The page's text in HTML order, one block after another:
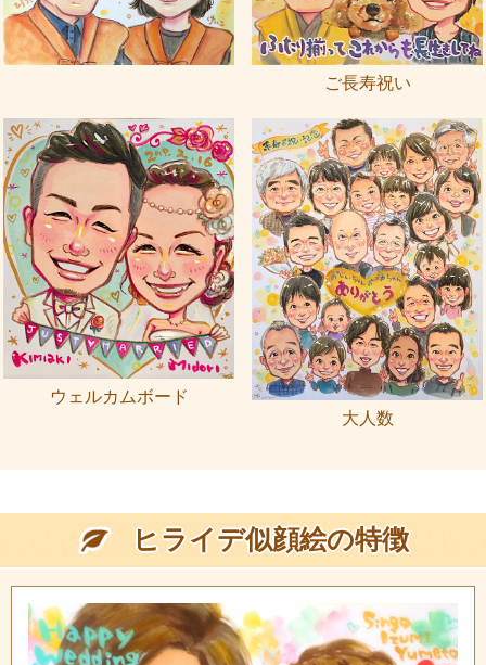
ご長寿祝い
ウェルカムボード
大人数
ヒライデ似顔絵の特徴